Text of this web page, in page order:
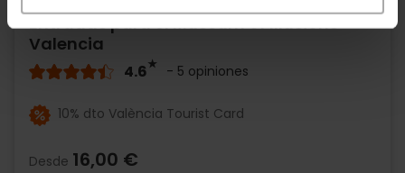
Entradas para el Museum of Illusions
Valencia
4.6 - 5 opiniones
10% dto València Tourist Card
Desde 16,00 €